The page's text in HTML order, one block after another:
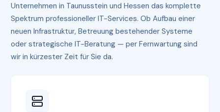
Unternehmen in Taunusstein und Hessen das komplette
Spektrum professioneller IT-Services. Ob Aufbau einer
neuen Infrastruktur, Betreuung bestehender Systeme
oder strategische IT-Beratung — per Fernwartung sind
wir in kürzester Zeit für Sie da.